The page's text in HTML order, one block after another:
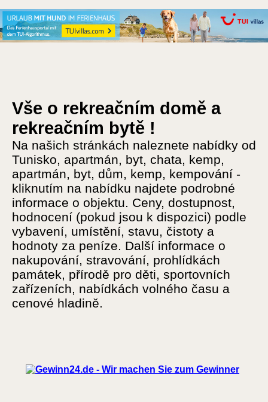
Vše o rekreačním domě a
rekreačním bytě !
Na našich stránkách naleznete nabídky od
Tunisko, apartmán, byt, chata, kemp,
apartmán, byt, dům, kemp, kempování -
kliknutím na nabídku najdete podrobné
informace o objektu. Ceny, dostupnost,
hodnocení (pokud jsou k dispozici) podle
vybavení, umístění, stavu, čistoty a
hodnoty za peníze. Další informace o
nakupování, stravování, prohlídkách
památek, přírodě pro děti, sportovních
zařízeních, nabídkách volného času a
cenové hladině.